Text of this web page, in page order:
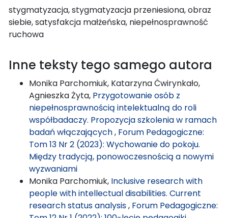
stygmatyzacja, stygmatyzacja przeniesiona, obraz
siebie, satysfakcja małżeńska, niepełnosprawność
ruchowa
Inne teksty tego samego autora
Monika Parchomiuk, Katarzyna Ćwirynkało,
Agnieszka Żyta, Przygotowanie osób z
niepełnosprawnością intelektualną do roli
współbadaczy. Propozycja szkolenia w ramach
badań włączających, Forum Pedagogiczne:
Tom 13 Nr 2 (2023): Wychowanie do pokoju.
Między tradycją, ponowoczesnością a nowymi
wyzwaniami
Monika Parchomiuk, Inclusive research with
people with intellectual disabilities. Current
research status analysis, Forum Pedagogiczne: